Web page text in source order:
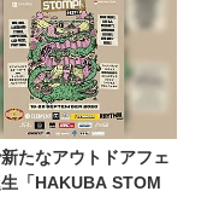
たなアウトドアフェ
「HAKUBA STOM